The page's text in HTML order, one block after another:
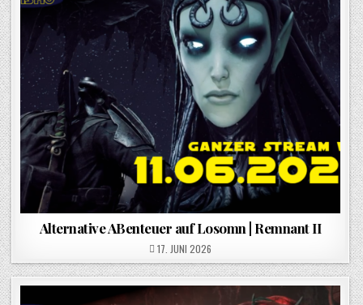
Alternative ABenteuer auf Losomn | Remnant II
POSTED ON
17. JUNI 2026